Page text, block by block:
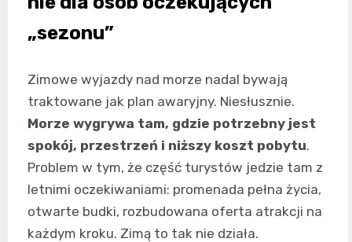
„sezonu”
Zimowe wyjazdy nad morze nadal bywają
traktowane jak plan awaryjny. Niesłusznie.
Morze wygrywa tam, gdzie potrzebny jest
spokój, przestrzeń i niższy koszt pobytu.
Problem w tym, że część turystów jedzie tam z
letnimi oczekiwaniami: promenada pełna życia,
otwarte budki, rozbudowana oferta atrakcji na
każdym kroku. Zimą to tak nie działa.